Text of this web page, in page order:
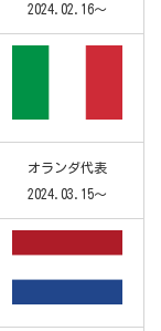
2024.02.16～
オランダ代表
2024.03.15～